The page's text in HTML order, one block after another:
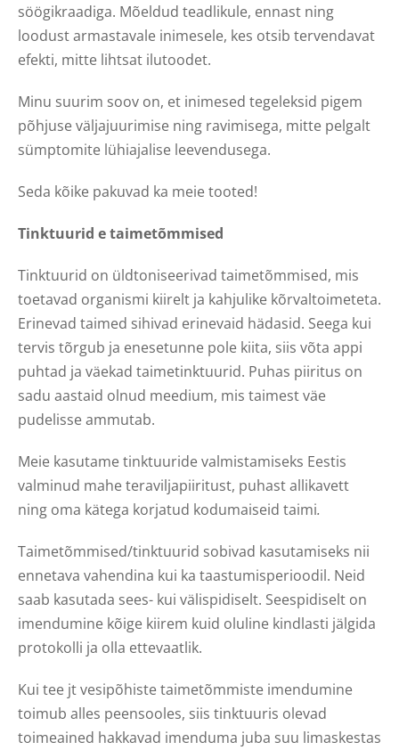
söögikraadiga. Mõeldud teadlikule, ennast ning
loodust armastavale inimesele, kes otsib tervendavat
efekti, mitte lihtsat ilutoodet.
Minu suurim soov on, et inimesed tegeleksid pigem
põhjuse väljajuurimise ning ravimisega, mitte pelgalt
sümptomite lühiajalise leevendusega.
Seda kõike pakuvad ka meie tooted!
Tinktuurid e taimetõmmised
Tinktuurid on üldtoniseerivad taimetõmmised, mis
toetavad organismi kiirelt ja kahjulike kõrvaltoimeteta.
Erinevad taimed sihivad erinevaid hädasid. Seega kui
tervis tõrgub ja enesetunne pole kiita, siis võta appi
puhtad ja väekad taimetinktuurid. Puhas piiritus on
sadu aastaid olnud meedium, mis taimest väe
pudelisse ammutab.
Meie kasutame tinktuuride valmistamiseks Eestis
valminud mahe teraviljapiiritust, puhast allikavett
ning oma kätega korjatud kodumaiseid taimi.
Taimetõmmised/tinktuurid sobivad kasutamiseks nii
ennetava vahendina kui ka taastumisperioodil. Neid
saab kasutada sees- kui välispidiselt. Seespidiselt on
imendumine kõige kiirem kuid oluline kindlasti jälgida
protokolli ja olla ettevaatlik.
Kui tee jt vesipõhiste taimetõmmiste imendumine
toimub alles peensooles, siis tinktuuris olevad
toimeained hakkavad imenduma juba suu limaskestas